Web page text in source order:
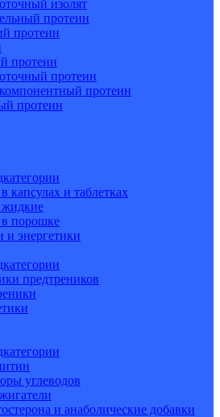
изолят
протеин
протеин
протеин
протеин
протеин
протеин
капсулах и таблетках
порошке
и энергетики
предтреников
углеводов
и анаболические добавки